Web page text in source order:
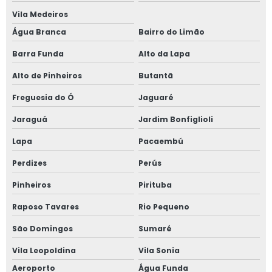
Plataforma tesoura aluguel valor
Plataforma tesoura aluguel são paulo
Plataforma tesoura 10m preço
Plataforma tesoura 12m
Plataforma tesoura 12m preço
Vila Medeiros
Água Branca
Bairro do Limão
Barra Funda Alto da Lapa
Alto de Pinheiros Butantã
Freguesia do Ó Jaguaré
Jaraguá Jardim Bonfiglioli
Lapa Pacaembú
Perdizes Perús
Pinheiros Pirituba
Raposo Tavares Rio Pequeno
São Domingos Sumaré
Vila Leopoldina
Vila Sonia
Aeroporto
Água Funda